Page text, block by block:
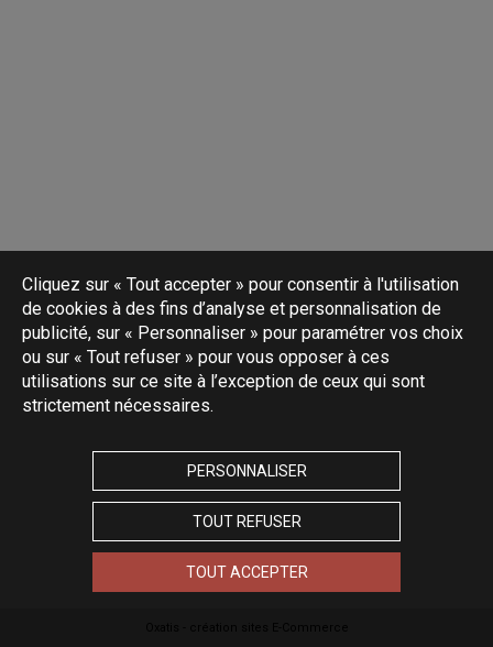
Cliquez sur « Tout accepter » pour consentir à l'utilisation
de cookies à des fins d’analyse et personnalisation de
publicité, sur « Personnaliser » pour paramétrer vos choix
ou sur « Tout refuser » pour vous opposer à ces
utilisations sur ce site à l’exception de ceux qui sont
strictement nécessaires.
PERSONNALISER
TOUT REFUSER
TOUT ACCEPTER